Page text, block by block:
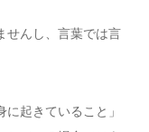
せんし、言葉では言
起きていること」